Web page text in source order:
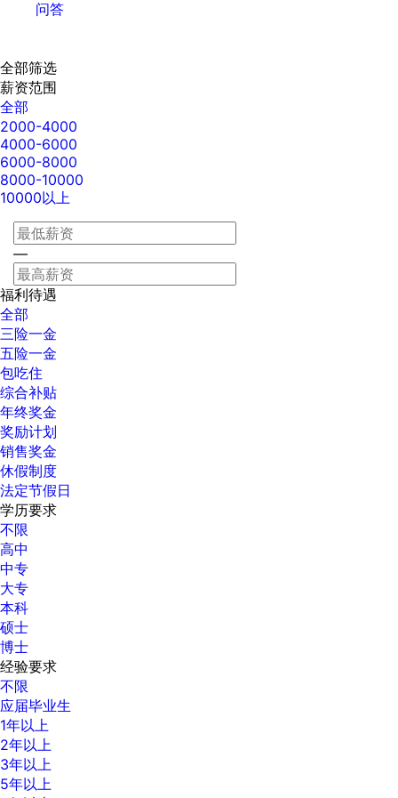
问答
全部筛选
薪资范围
全部
2000-4000
4000-6000
6000-8000
8000-10000
10000以上
—
福利待遇
全部
三险一金
五险一金
包吃住
综合补贴
年终奖金
奖励计划
销售奖金
休假制度
法定节假日
学历要求
不限
高中
中专
大专
本科
硕士
博士
经验要求
不限
应届毕业生
1年以上
2年以上
3年以上
5年以上